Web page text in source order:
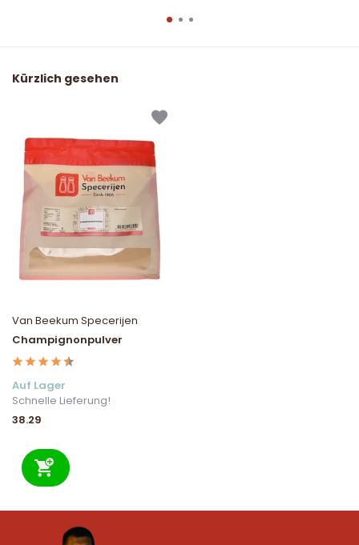
Kürzlich gesehen
Van Beekum Specerijen
Champignonpulver
Auf Lager
Schnelle Lieferung!
38.29